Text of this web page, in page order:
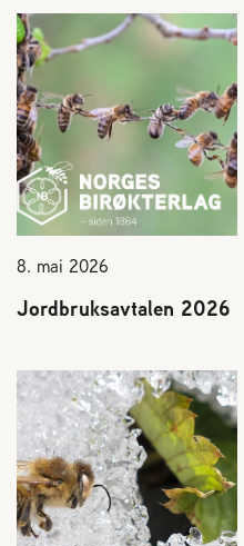
8. mai 2026
Jordbruksavtalen 2026